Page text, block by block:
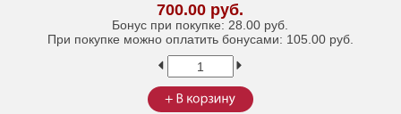
700.00 руб.
Бонус при покупке: 28.00 руб.
При покупке можно оплатить бонусами: 105.00 руб.